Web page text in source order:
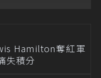
Hamilton奪紅軍
失積分